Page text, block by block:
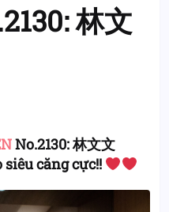
林文
No.2130: 林文文
căng cực!!